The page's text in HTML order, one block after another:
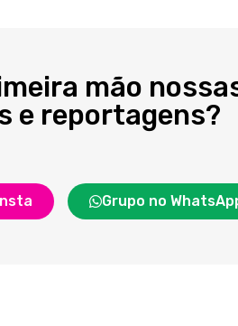
mão
e reportagens?
Grupo no